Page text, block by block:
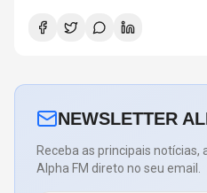
NEWSLETTER
Receba as principais notícias,
Alpha FM direto no seu email.